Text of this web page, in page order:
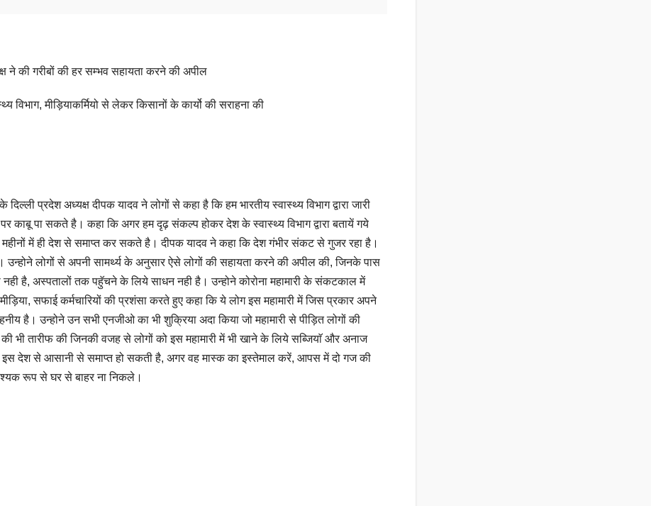
ने की गरीबों की हर सम्भव सहायता करने की अपील
विभाग, मीड़ियाकर्मियो से लेकर किसानों के कार्यो की सराहना की
प्रदेश अध्यक्ष दीपक यादव ने लोगों से कहा है कि हम भारतीय स्वास्थ्य विभाग द्वारा जारी
पर काबू पा सकते है। कहा कि अगर हम दृढ़ संकल्प होकर देश के स्वास्थ्य विभाग द्वारा बतायें गये
महीनों में ही देश से समाप्त कर सकते है। दीपक यादव ने कहा कि देश गंभीर संकट से गुजर रहा है।
उन्होने लोगों से अपनी सामर्थ्य के अनुसार ऐसे लोगों की सहायता करने की अपील की, जिनके पास
नही है, अस्पतालों तक पहुॅचने के लिये साधन नही है। उन्होने कोरोना महामारी के संकटकाल में
सफाई कर्मचारियों की प्रशंसा करते हुए कहा कि ये लोग इस महामारी में जिस प्रकार अपने
है। उन्होने उन सभी एनजीओ का भी शुक्रिया अदा किया जो महामारी से पीड़ित लोगों की
की भी तारीफ की जिनकी वजह से लोगों को इस महामारी में भी खाने के लिये सब्जियाॅ और अनाज
इस देश से आसानी से समाप्त हो सकती है, अगर वह मास्क का इस्तेमाल करें, आपस में दो गज की
रूप से घर से बाहर ना निकले।